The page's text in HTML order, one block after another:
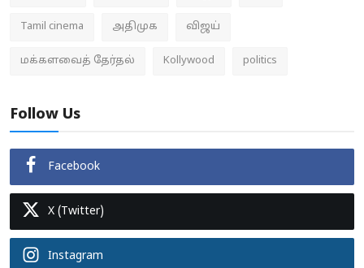
Tamil cinema அதிமுக விஜய்
மக்களவைத் தேர்தல் Kollywood politics
Follow Us
Facebook
X (Twitter)
Instagram